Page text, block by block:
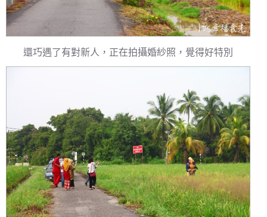
還巧遇了有對新人，正在拍攝婚紗照，覺得好特別